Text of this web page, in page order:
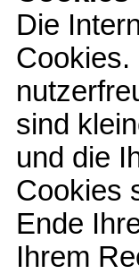
Die
Cookies.
sind
und die
Cookies
Ende
Ihrem